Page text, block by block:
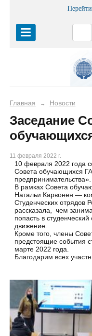
Главная → Новости
Заседание
11 февраля 2022 г.
10 февраля 2022 года
Совета обучающихся
предпринимательства».
В рамках Совета
Натальи Карвонен —
Студенческих отрядов
рассказала, чем
попасть в
движение.
Кроме того, члены
предстоящие события
марте 2022 года.
Благодарим всех